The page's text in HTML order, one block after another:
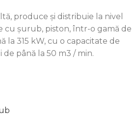
produce și distribuie la nivel
cu șurub, piston, într-o gamă de
la 315 kW, cu o capacitate de
până la 50 m3 / min.